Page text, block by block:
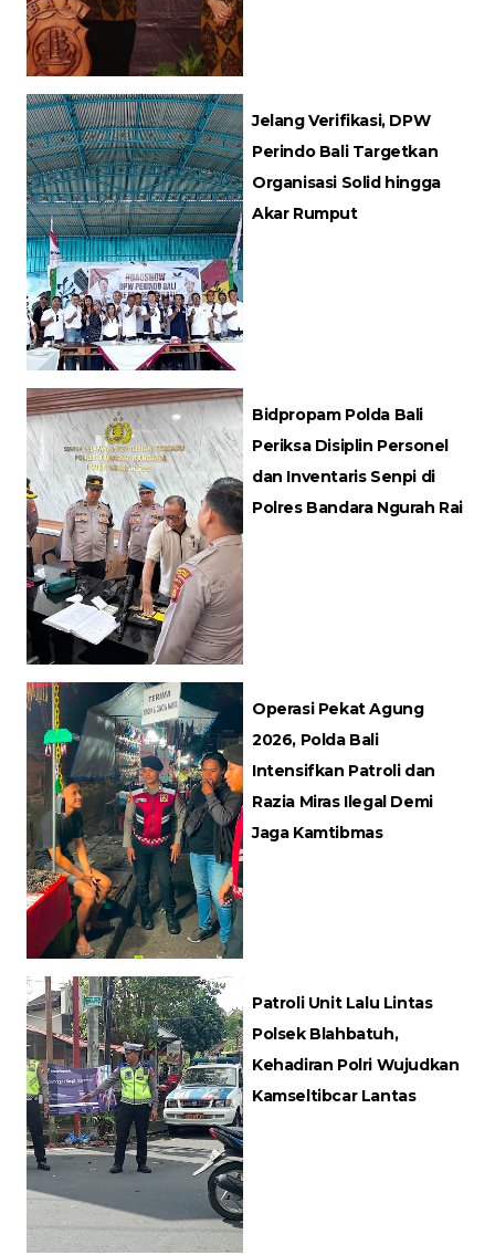
Jelang Verifikasi, DPW
Perindo Bali Targetkan
Organisasi Solid hingga
Akar Rumput
Bidpropam Polda Bali
Periksa Disiplin Personel
dan Inventaris Senpi di
Polres Bandara Ngurah Rai
Operasi Pekat Agung
2026, Polda Bali
Intensifkan Patroli dan
Razia Miras Ilegal Demi
Jaga Kamtibmas
Patroli Unit Lalu Lintas
Polsek Blahbatuh,
Kehadiran Polri Wujudkan
Kamseltibcar Lantas